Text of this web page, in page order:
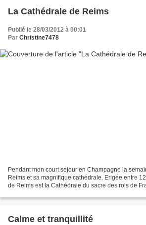
La Cathédrale de Reims
Publié le 28/03/2012 à 00:01
Par Christine7478
Pendant mon court séjour en Champagne la
Reims et sa magnifique cathédrale. Erigée entre
de Reims est la Cathédrale du sacre des rois de
Calme et tranquillité